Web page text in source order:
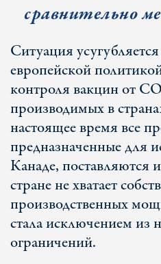
сравнительно
Ситуация
европейской
контроля вакцин от
производимых в
настоящее время все
предназначенные для
Канаде, поставляются
стране не хватает
производственных
стала исключением из
ограничений.